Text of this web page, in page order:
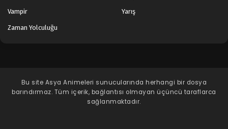
Vampir Yarış
Zaman Yolculuğu
Bu site Asya Animeleri sunucularında herhangi bir dosya
barındırmaz. Tüm içerik, bağlantısı olmayan üçüncü taraflarca
sağlanmaktadır.